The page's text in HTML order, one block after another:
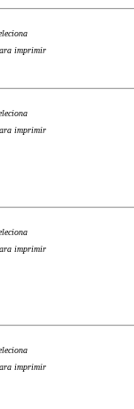
imprimir
imprimir
imprimir
imprimir